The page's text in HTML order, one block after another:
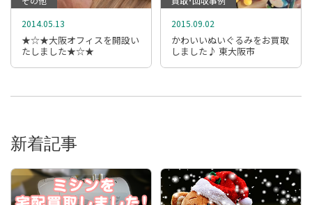
2014.05.13
★☆★大阪オフィスを開設い
たしました★☆★
2015.09.02
かわいいぬいぐるみをお買取
しました♪ 東大阪市
新着記事